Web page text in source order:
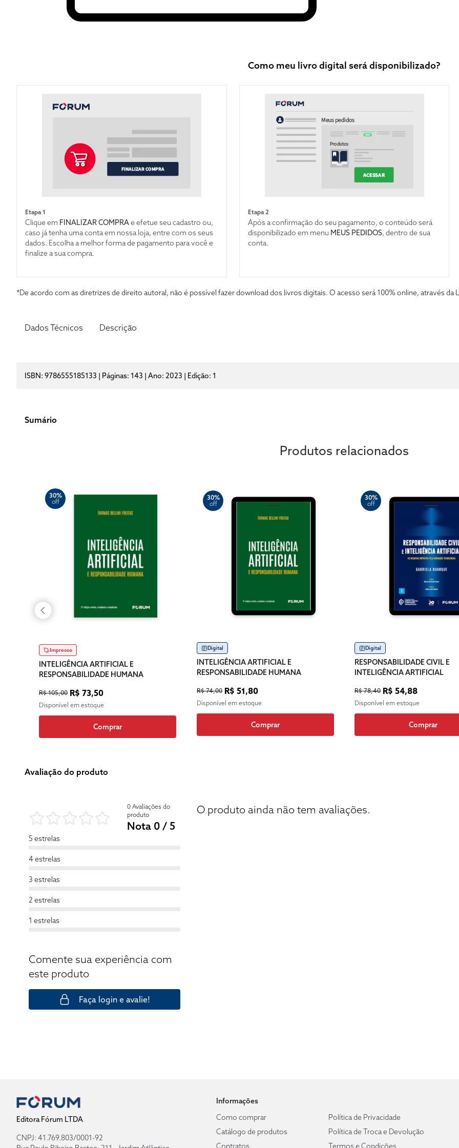
Como meu livro digital será disponibilizado?
Etapa 1
Clique em FINALIZAR COMPRAe efetue seu cadastro ou,
caso já tenha uma conta em nossa loja, entre com os seus
dados. Escolha a melhor forma de pagamento para você e
finalize a sua compra.
Etapa 2
Após a confirmação do seu pagamento, o conteúdo será
disponibilizado em menu MEUS PEDIDOS, dentro de sua
conta.
*De acordo com as diretrizes de direito autoral, não é possível fazer download dos livros digitais. O acesso será 100% online, através da
Dados Técnicos Descrição
ISBN: 9786555185133 | Páginas: 143 | Ano: 2023 | Edição: 1
Sumário
Produtos relacionados
30%
off
Impresso
INTELIGÊNCIA ARTIFICIAL E
RESPONSABILIDADE HUMANA
R$ 105,00 R$ 73,50
Disponível em estoque
Comprar
30%
off
Digital
INTELIGÊNCIA ARTIFICIAL E
RESPONSABILIDADE HUMANA
R$ 74,00 R$ 51,80
Disponível em estoque
Comprar
30%
off
Digital
RESPONSABILIDADE CIVIL E
INTELIGÊNCIA ARTIFICIAL
R$ 78,40 R$ 54,88
Disponível em estoque
Comprar
Avaliação do produto
0 Avaliações do
produto
Nota 0 / 5
5 estrelas
4 estrelas
3 estrelas
2 estrelas
1 estrelas
Comente sua experiência com
este produto
Faça login e avalie!
O produto ainda não tem avaliações.
Editora Fórum LTDA
CNPJ: 41.769.803/0001-92
Informações
Como comprar
Catálogo de produtos
Contratos
Política de Privacidade
Política de Troca e Devolução
Termos e Condições